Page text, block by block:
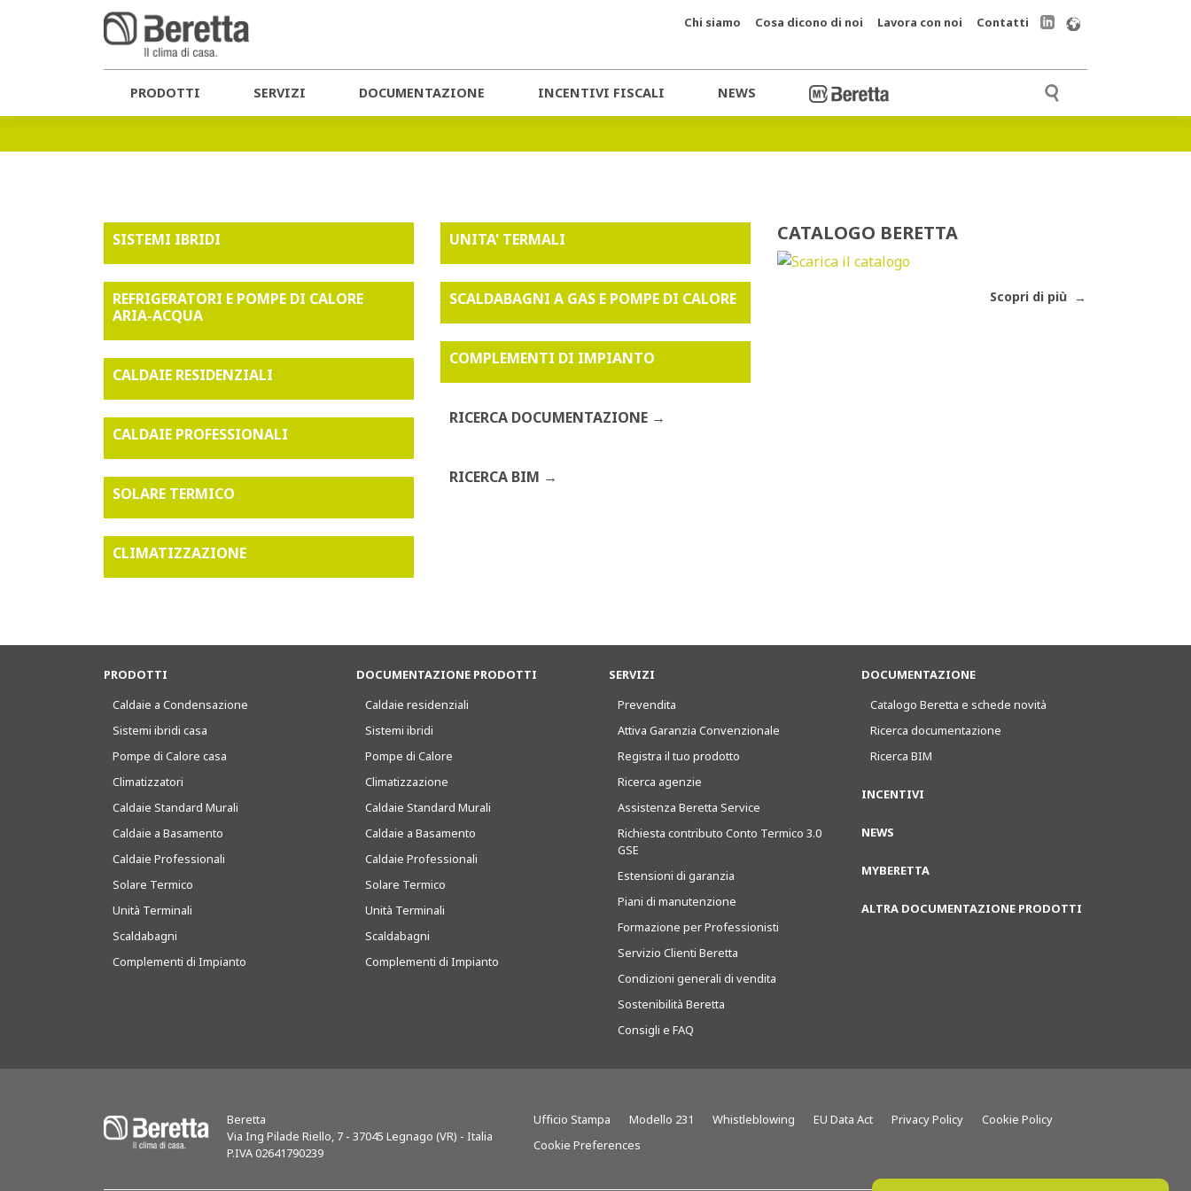
PRODOTTI SERVIZI DOCUMENTAZIONE INCENTIVI FISCALI NEWS
Chi siamo Cosa dicono di noi Lavora con noi Contatti
Home Catalogo
CATALOGO
SISTEMI IBRIDI
REFRIGERATORI E POMPE DI CALORE
ARIA-ACQUA
CALDAIE RESIDENZIALI
CALDAIE PROFESSIONALI
SOLARE TERMICO
CLIMATIZZAZIONE
UNITA' TERMALI
SCALDABAGNI A GAS E POMPE DI CALORE
COMPLEMENTI DI IMPIANTO
RICERCA DOCUMENTAZIONE
RICERCA BIM
CATALOGO BERETTA
Scopri di più
PRODOTTI
Caldaie a Condensazione
Sistemi ibridi casa
Pompe di Calore casa
Climatizzatori
Caldaie Standard Murali
Caldaie a Basamento
Caldaie Professionali
Solare Termico
Unità Terminali
Scaldabagni
Complementi di Impianto
DOCUMENTAZIONE PRODOTTI
Caldaie residenziali
Sistemi ibridi
Pompe di Calore
Climatizzazione
Caldaie Standard Murali
Caldaie a Basamento
Caldaie Professionali
Solare Termico
Unità Terminali
Scaldabagni
Complementi di Impianto
SERVIZI
Prevendita
Attiva Garanzia Convenzionale
Registra il tuo prodotto
Ricerca agenzie
Assistenza Beretta Service
Richiesta contributo Conto Termico 3.0
GSE
Estensioni di garanzia
Piani di manutenzione
Formazione per Professionisti
Servizio Clienti Beretta
Condizioni generali di vendita
Sostenibilità Beretta
Consigli e FAQ
DOCUMENTAZIONE
Catalogo Beretta e schede novità
Ricerca documentazione
Ricerca BIM
INCENTIVI
NEWS
MYBERETTA
ALTRA DOCUMENTAZIONE PRODOTTI
Beretta
Via Ing Pilade Riello, 7 - 37045 Legnago (VR) - Italia
P.IVA 02641790239
Ufficio Stampa Modello 231 Whistleblowing EU Data Act Privacy Policy
Cookie Policy
Cookie Preferences